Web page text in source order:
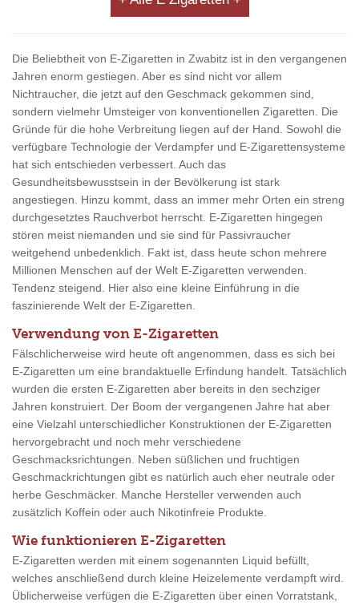
Die Beliebtheit von E-Zigaretten in Zwabitz ist in den vergangenen
Jahren enorm gestiegen. Aber es sind nicht vor allem
Nichtraucher, die jetzt auf den Geschmack gekommen sind,
sondern vielmehr Umsteiger von konventionellen Zigaretten. Die
Gründe für die hohe Verbreitung liegen auf der Hand. Sowohl die
verfügbare Technologie der Verdampfer und E-Zigarettensysteme
hat sich entschieden verbessert. Auch das
Gesundheitsbewusstsein in der Bevölkerung ist stark
angestiegen. Hinzu kommt, dass an immer mehr Orten ein streng
durchgesetztes Rauchverbot herrscht. E-Zigaretten hingegen
stören meist niemanden und sie sind für Passivraucher
weitgehend unbedenklich. Fakt ist, dass heute schon mehrere
Millionen Menschen auf der Welt E-Zigaretten verwenden.
Tendenz steigend. Hier also eine kleine Einführung in die
faszinierende Welt der E-Zigaretten.
Verwendung von E-Zigaretten
Fälschlicherweise wird heute oft angenommen, dass es sich bei
E-Zigaretten um eine brandaktuelle Erfindung handelt. Tatsächlich
wurden die ersten E-Zigaretten aber bereits in den sechziger
Jahren konstruiert. Der Boom der vergangenen Jahre hat aber
eine Vielzahl unterschiedlicher Konstruktionen der E-Zigaretten
hervorgebracht und noch mehr verschiedene
Geschmacksrichtungen. Neben süßlichen und fruchtigen
Geschmackrichtungen gibt es natürlich auch eher neutrale oder
herbe Geschmäcker. Manche Hersteller verwenden auch
zusätzlich Koffein oder auch Nikotinfreie Produkte.
Wie funktionieren E-Zigaretten
E-Zigaretten werden mit einem sogenannten Liquid befüllt,
welches anschließend durch kleine Heizelemente verdampft wird.
Üblicherweise verfügen die E-Zigaretten über einen Vorratstank,